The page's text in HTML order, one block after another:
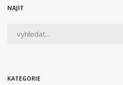
NAJÍT
KATEGORIE